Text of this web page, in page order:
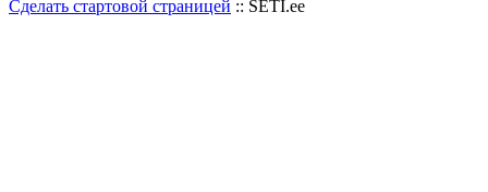
Сделать стартовой страницей :: SETI.ee